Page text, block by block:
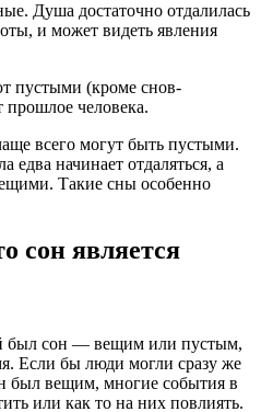
Душа достаточно отдалилась
и может видеть явления
пустыми (кроме снов-
человека.
всего могут быть пустыми.
едва начинает отдаляться, а
Такие сны особенно
сон является
был сон — вещим или пустым,
Если бы люди могли сразу же
был вещим, многие события в
или как то на них повлиять.